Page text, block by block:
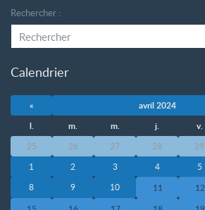
Rechercher :
Calendrier
« avril 2024
l.
m. m. j. v.
25 26 27 28 29
1
2 3 4 5
8
9 10 11 12